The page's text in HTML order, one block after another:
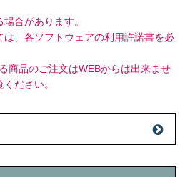
合があります。
は、各ソフトウェアの利用許諾書を必
商品のご注文はWEBからは出来ませ
ください。